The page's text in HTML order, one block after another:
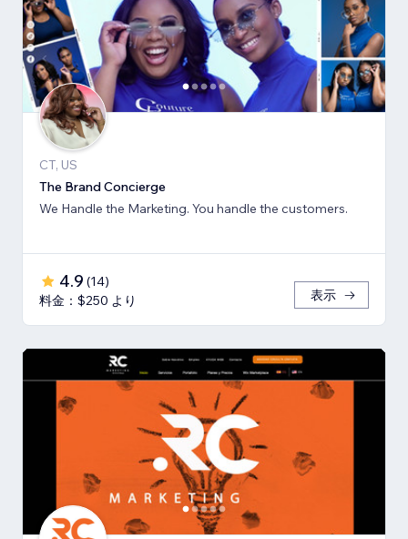
CT, US
The Brand Concierge
We Handle the Marketing. You handle the customers.
4.9 (14)
料金：$250 より
表示